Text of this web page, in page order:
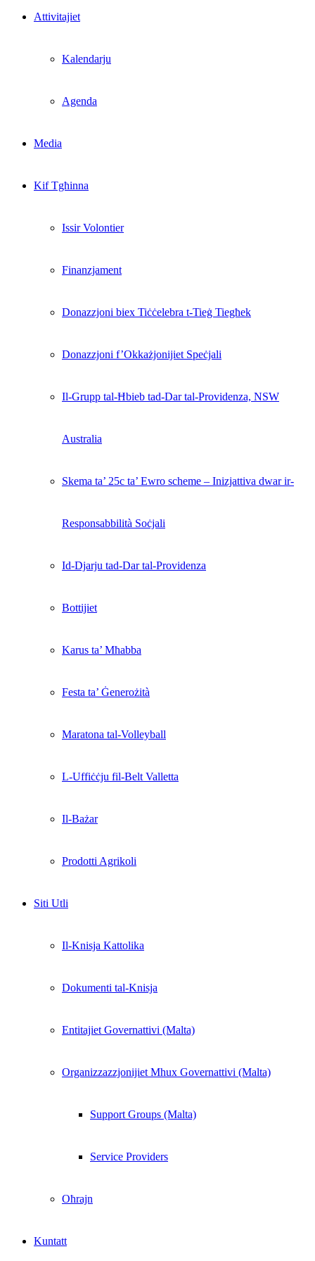
Attivitajiet
Kalendarju
Agenda
Media
Kif Tgħinna
Issir Volontier
Finanzjament
Donazzjoni biex Tiċċelebra t-Tieġ Tiegħek
Donazzjoni f’Okkażjonijiet Speċjali
Il-Grupp tal-Ħbieb tad-Dar tal-Providenza, NSW
Australia
Skema ta’ 25c ta’ Ewro scheme – Inizjattiva dwar ir-
Responsabbilità Soċjali
Id-Djarju tad-Dar tal-Providenza
Bottijiet
Karus ta’ Mħabba
Festa ta’ Ġenerożità
Maratona tal-Volleyball
L-Uffiċċju fil-Belt Valletta
Il-Bażar
Prodotti Agrikoli
Siti Utli
Il-Knisja Kattolika
Dokumenti tal-Knisja
Entitajiet Governattivi (Malta)
Organizzazzjonijiet Mhux Governattivi (Malta)
Support Groups (Malta)
Service Providers
Oħrajn
Kuntatt